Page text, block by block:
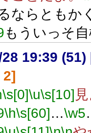
ならともか
もういっそ
19:39 (51)
2]
\s[0]\u\s[10]
\h\s[60]…\w5